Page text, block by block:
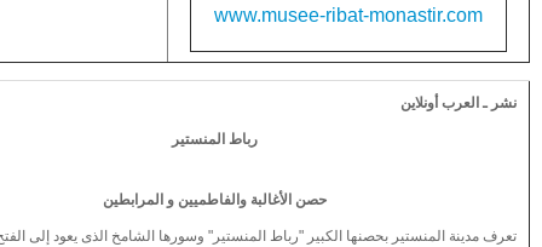
www.musee-ribat-monastir.com
نشر ـ العرب أونلاين
رباط المنستير
حصن الأغالبة والفاطميين و المرابطين
تعرف مدينة المنستير بحصنها الكبير "رباط المنستير" وسورها الشامخ الذى يعود إلى